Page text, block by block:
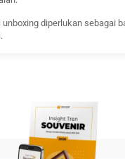
diperlukan sebagai